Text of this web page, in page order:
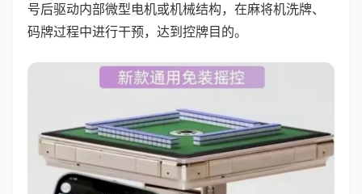
号后驱动内部微型电机或机械结构，在麻将机洗牌、
码牌过程中进行干预，达到控牌目的。